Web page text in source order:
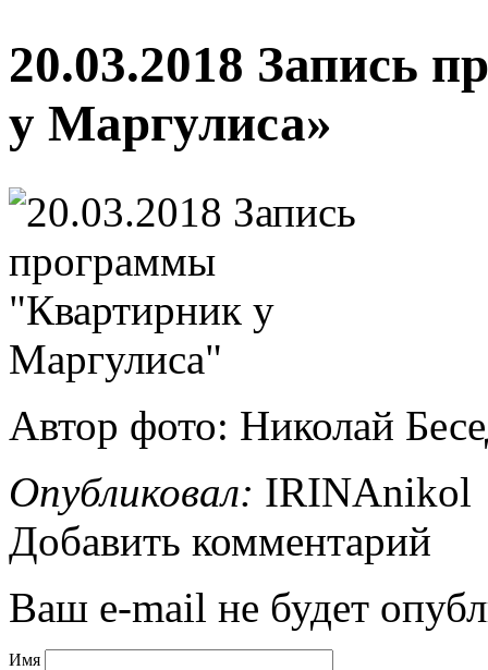
20.03.2018 Запись
у Маргулиса»
Автор фото: Николай
Опубликовал: IRINAnikol
Добавить комментарий
Ваш e-mail не будет
Имя